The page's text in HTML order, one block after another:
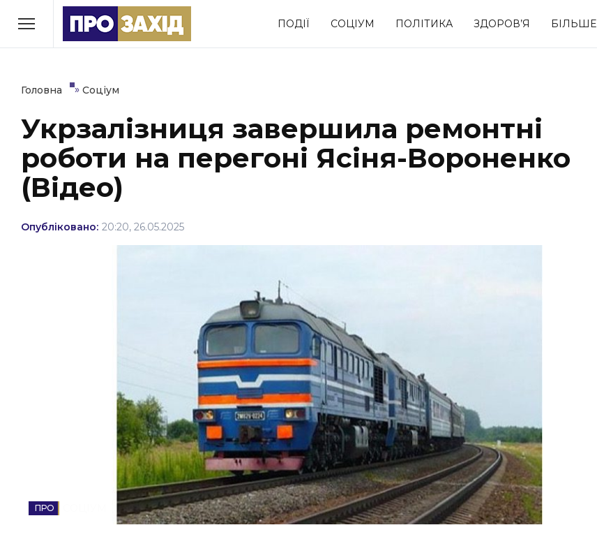
ПОДІЇ СОЦІУМ ПОЛІТИКА ЗДОРОВ’Я БІЛЬШЕ
РУБРИКИ
Економіка
Політика Соціум Спорт
Втрачений Ужгород
(відеоверсія)
НОВИНИ ЗАХІДНОЇ УКРАЇНИ
Головна » Соціум
Укрзалізниця завершила ремонтні
роботи на перегоні Ясіня-Вороненко
(Відео)
Опубліковано: 20:20, 26.05.2025